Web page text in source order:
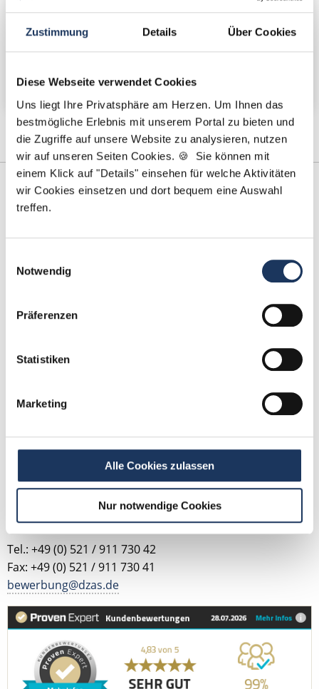
Zustimmung Details Über Cookies
Diese Webseite verwendet Cookies
Uns liegt Ihre Privatsphäre am Herzen. Um Ihnen das
bestmögliche Erlebnis mit unserem Portal zu bieten und
die Zugriffe auf unsere Website zu analysieren, nutzen
wir auf unseren Seiten Cookies. 🍪 Sie können mit
einem Klick auf "Details" einsehen für welche Aktivitäten
wir Cookies einsetzen und dort bequem eine Auswahl
treffen.
Notwendig
Präferenzen
Statistiken
Marketing
Alle Cookies zulassen
Nur notwendige Cookies
Eigenes Praxislabor
Eigenen Patientenstamm
Weitere attraktive Merkmale
Gemeinsam finden wir die Zahnarztpraxis, die zu
Fragen zu Ihrer Bewerbung oder zu unseren
Jobangeboten haben, stehe ich Ihnen jederzeit zur
Verfügung!
Jetzt zur kostenlosen Stellenanfrage
Tel.: +49 (0) 521 / 911 730 42
Fax: +49 (0) 521 / 911 730 41
bewerbung@dzas.de